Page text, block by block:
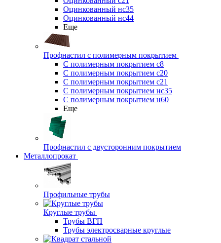
Оцинкованный нс35
Оцинкованный нс44
Еще
Профнастил с полимерным покрытием
С полимерным покрытием с8
С полимерным покрытием с20
С полимерным покрытием с21
С полимерным покрытием нс35
С полимерным покрытием н60
Еще
Профнастил с двусторонним покрытием
Металлопрокат
Профильные трубы
Круглые трубы
Трубы ВГП
Трубы электросварные круглые